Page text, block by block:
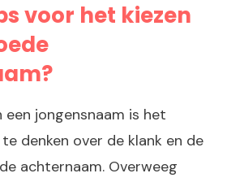
voor het kiezen
een jongensnaam is het
denken over de klank en de
achternaam. Overweeg